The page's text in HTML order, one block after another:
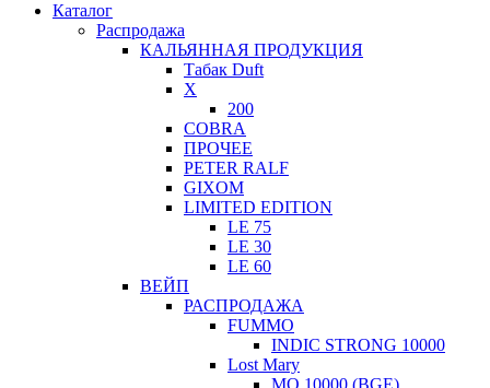
Каталог
Распродажа
КАЛЬЯННАЯ ПРОДУКЦИЯ
Табак Duft
X
200
COBRA
ПРОЧЕЕ
PETER RALF
GIXOM
LIMITED EDITION
LE 75
LE 30
LE 60
ВЕЙП
РАСПРОДАЖА
FUMMO
INDIC STRONG 10000
Lost Mary